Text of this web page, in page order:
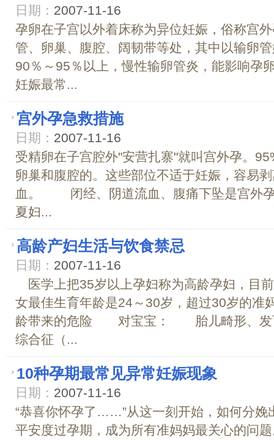
日期： 2007-11-16
孕卵在子宫以外着床称为异位妊娠，俗称宫
管、卵巢、腹腔、阔韧带等处，其中以输卵
90％～95％以上，慢性输卵管炎，能影响孕
妊娠最常...
宫外孕急救措施
日期： 2007-11-16
受精卵在子宫腔外"安营扎寨"就叫宫外孕。
卵巢和腹腔的。这些部位不适于妊娠，容易
血。 闭经、阴道流血、腹痛下坠是宫外孕
夏妇...
高龄产妇生活与饮食禁忌
日期： 2007-11-16
医学上把35岁以上孕妇称为高龄孕妇，目
女最佳生育年龄是24～30岁，超过30岁
龄带来的危险 对宝宝： 胎儿畸形、发
综合征（...
10种孕期最常见异常妊娠现象
日期： 2007-11-16
“恭喜你怀孕了……”从这一刻开始，如何分娩
平安度过孕期，成为所有准妈妈最关心的问